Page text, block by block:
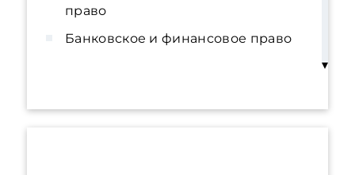
право
Банковское и финансовое право